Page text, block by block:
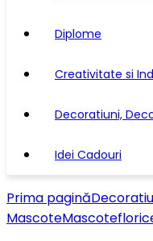
Diplome
Creativitate si
Decoratiuni,
Idei Cadouri
Prima pagină
MascoteMascote